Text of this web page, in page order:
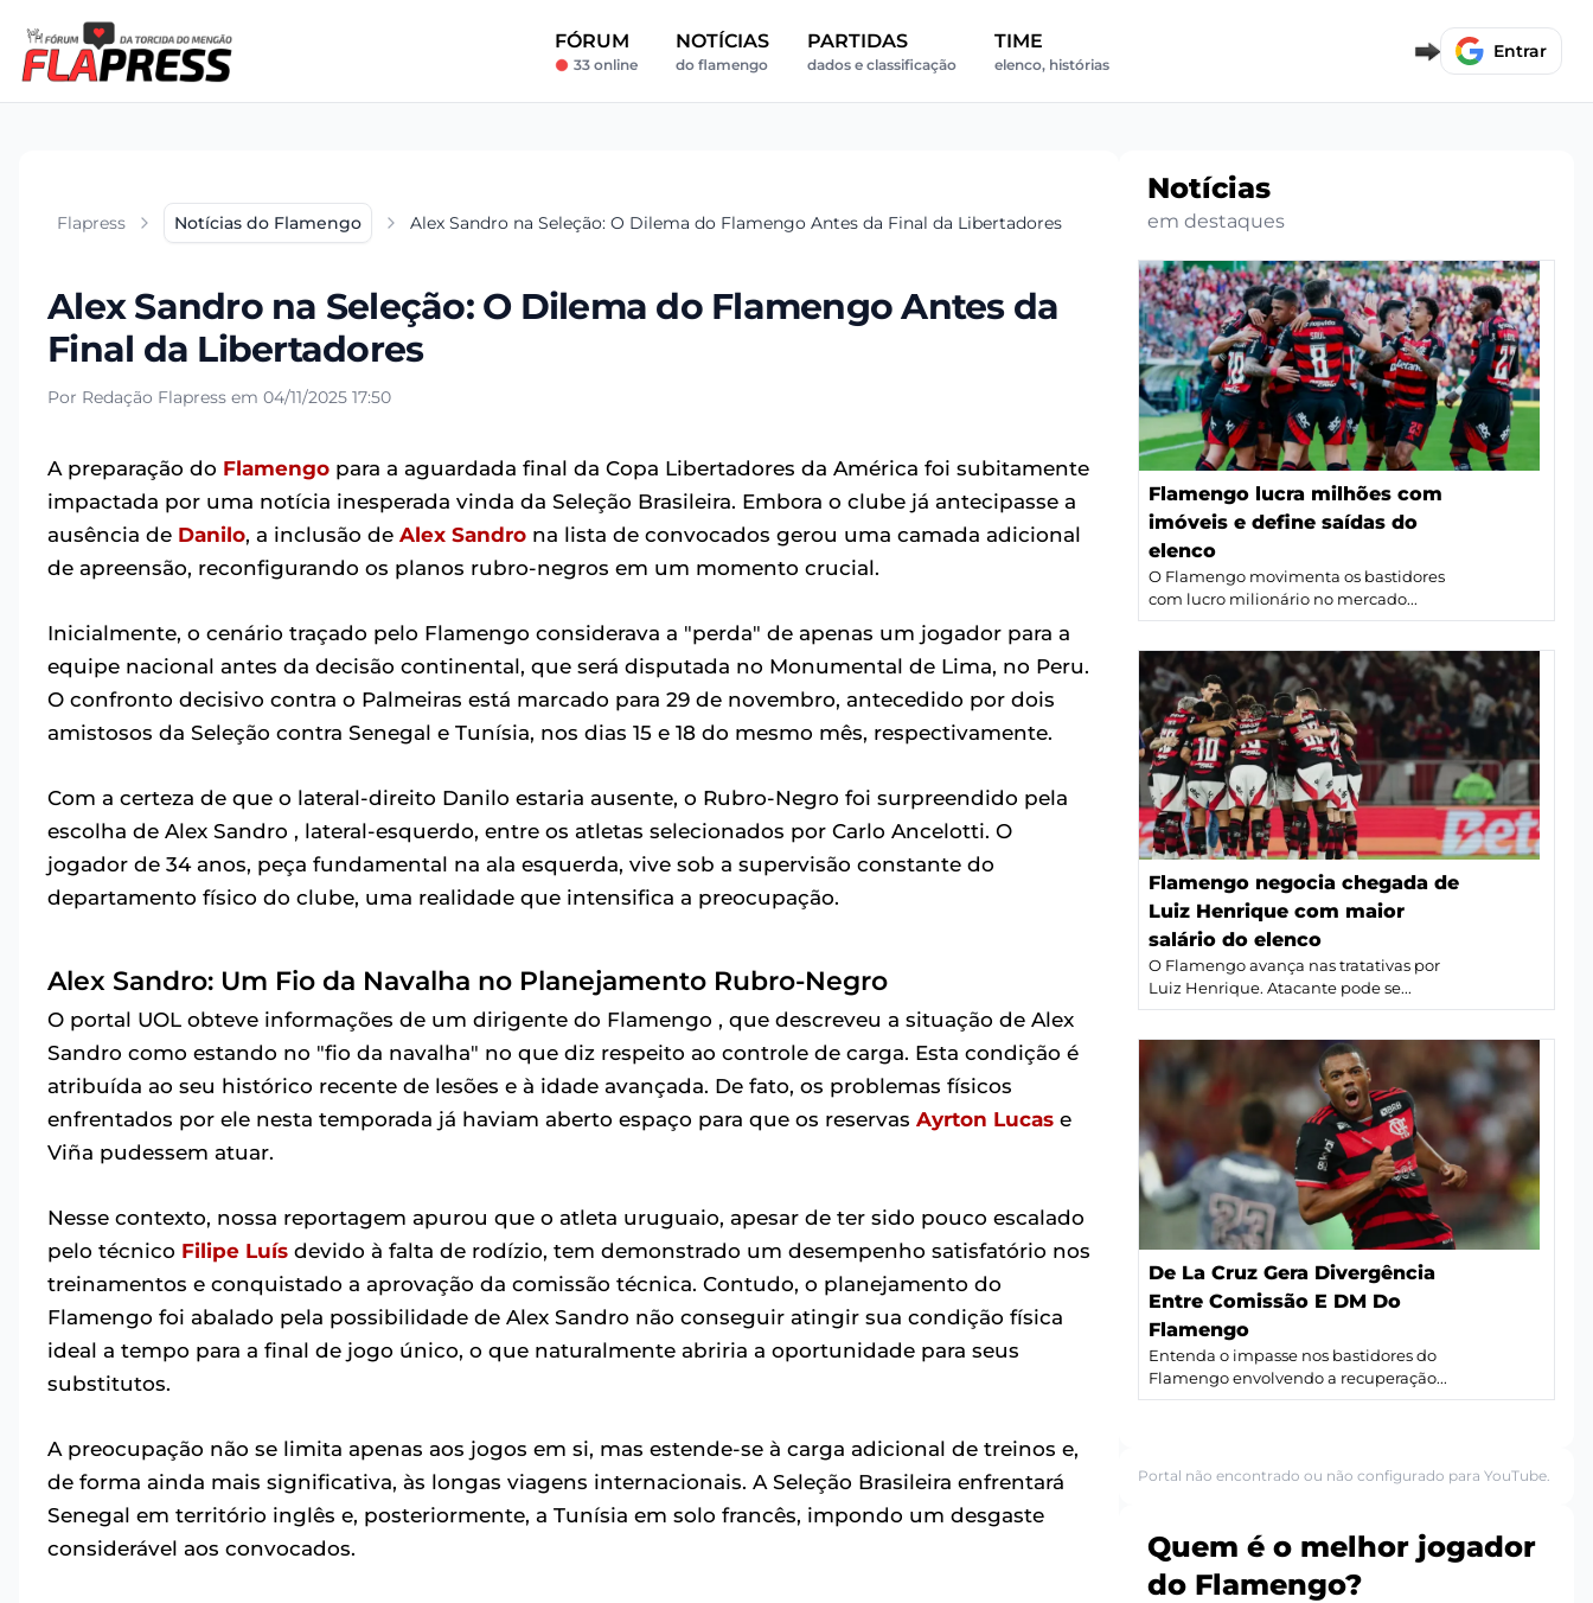
FÓRUM
33 online
NOTÍCIAS
do flamengo
PARTIDAS
dados e classificação
TIME
elenco, histórias
Entrar
Flapress Notícias do Flamengo Alex Sandro na Seleção: O Dilema do Flamengo Antes da Final da Libertadores
Alex Sandro na Seleção: O Dilema do Flamengo Antes da
Final da Libertadores
Por Redação Flapress em 04/11/2025 17:50
A preparação do Flamengo para a aguardada final da Copa Libertadores da América foi subitamente
impactada por uma notícia inesperada vinda da Seleção Brasileira. Embora o clube já antecipasse a
ausência de Danilo, a inclusão de Alex Sandro na lista de convocados gerou uma camada adicional
de apreensão, reconfigurando os planos rubro-negros em um momento crucial.
Inicialmente, o cenário traçado pelo Flamengo considerava a "perda" de apenas um jogador para a
equipe nacional antes da decisão continental, que será disputada no Monumental de Lima, no Peru.
O confronto decisivo contra o Palmeiras está marcado para 29 de novembro, antecedido por dois
amistosos da Seleção contra Senegal e Tunísia, nos dias 15 e 18 do mesmo mês, respectivamente.
Com a certeza de que o lateral-direito Danilo estaria ausente, o Rubro-Negro foi surpreendido pela
escolha de Alex Sandro , lateral-esquerdo, entre os atletas selecionados por Carlo Ancelotti. O
jogador de 34 anos, peça fundamental na ala esquerda, vive sob a supervisão constante do
departamento físico do clube, uma realidade que intensifica a preocupação.
Alex Sandro: Um Fio da Navalha no Planejamento Rubro-Negro
O portal UOL obteve informações de um dirigente do Flamengo , que descreveu a situação de Alex
Sandro como estando no "fio da navalha" no que diz respeito ao controle de carga. Esta condição é
atribuída ao seu histórico recente de lesões e à idade avançada. De fato, os problemas físicos
enfrentados por ele nesta temporada já haviam aberto espaço para que os reservas Ayrton Lucas e
Viña pudessem atuar.
Nesse contexto, nossa reportagem apurou que o atleta uruguaio, apesar de ter sido pouco escalado
pelo técnico Filipe Luís devido à falta de rodízio, tem demonstrado um desempenho satisfatório nos
treinamentos e conquistado a aprovação da comissão técnica. Contudo, o planejamento do
Flamengo foi abalado pela possibilidade de Alex Sandro não conseguir atingir sua condição física
ideal a tempo para a final de jogo único, o que naturalmente abriria a oportunidade para seus
substitutos.
A preocupação não se limita apenas aos jogos em si, mas estende-se à carga adicional de treinos e,
de forma ainda mais significativa, às longas viagens internacionais. A Seleção Brasileira enfrentará
Senegal em território inglês e, posteriormente, a Tunísia em solo francês, impondo um desgaste
considerável aos convocados.
Notícias
em destaques
Flamengo lucra milhões com
imóveis e define saídas do
elenco
O Flamengo movimenta os bastidores
com lucro milionário no mercado...
Flamengo negocia chegada de
Luiz Henrique com maior
salário do elenco
O Flamengo avança nas tratativas por
Luiz Henrique. Atacante pode se...
De La Cruz Gera Divergência
Entre Comissão E DM Do
Flamengo
Entenda o impasse nos bastidores do
Flamengo envolvendo a recuperação...
Portal não encontrado ou não configurado para YouTube.
Quem é o melhor jogador
do Flamengo?